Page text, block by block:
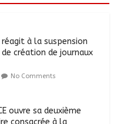
réagit à la suspension
création de journaux
No Comments
ouvre sa deuxième
consacrée à la